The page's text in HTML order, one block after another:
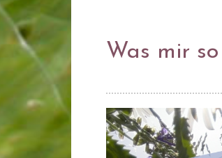
Was mir